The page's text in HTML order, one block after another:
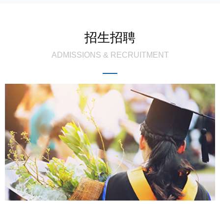
招生招聘
ADMISSIONS & RECRUITMENT